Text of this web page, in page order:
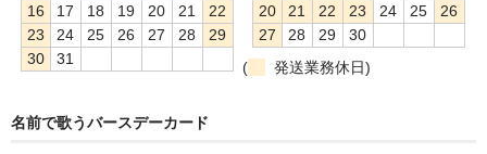
16
17 18 19 20 21
22
23
24 25 26 27 28
29
30
31
20
21 22 23 24 25
26
27
28 29
30
(
発送業務休日)
名前で歌うバースデーカード